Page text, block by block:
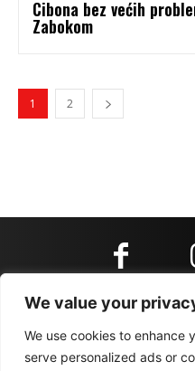
We value your
We use cookies to enhance
serve personalized ads or
Cibona bez većih
Zabokom
1 2